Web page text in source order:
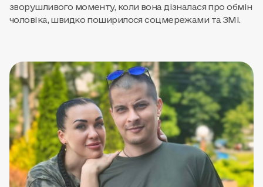
зворушливого моменту, коли вона дізналася про обмін
чоловіка, швидко поширилося соцмережами та ЗМІ.